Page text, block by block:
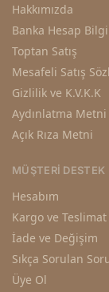
Hakkımızda
Banka Hesap
Toptan Satış
Mesafeli Satış
Gizlilik ve K.V.K.K
Aydınlatma Metni
Açık Rıza Metni
MÜŞTERI DESTEK
Hesabım
Kargo ve Teslimat
İade ve Değişim
Sıkça Sorulan
Üye Ol